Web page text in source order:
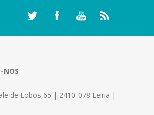
NOS
de Lobos,65 | 2410-078 Leiria |